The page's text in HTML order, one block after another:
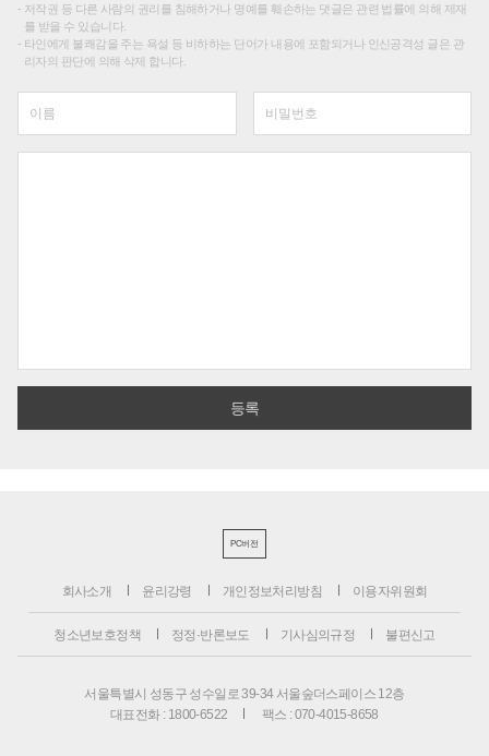
저작권 등 다른 사람의 권리를 침해하거나 명예를 훼손하는 댓글은 관련 법률에 의해 제재
를 받을 수 있습니다.
타인에게 불쾌감을 주는 욕설 등 비하하는 단어가 내용에 포함되거나 인신공격성 글은 관
리자의 판단에 의해 삭제 합니다.
PC버전
회사소개 윤리강령 개인정보처리방침 이용자위원회
청소년보호정책 정정·반론보도 기사심의규정 불편신고
서울특별시 성동구 성수일로 39-34 서울숲더스페이스 12층
대표전화 : 1800-6522
팩스 : 070-4015-8658